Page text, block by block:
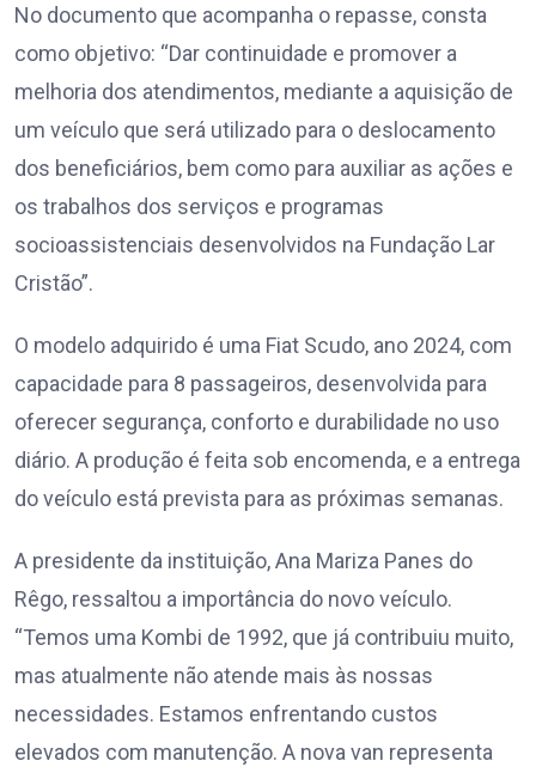
No documento que acompanha o repasse, consta
como objetivo: “Dar continuidade e promover a
melhoria dos atendimentos, mediante a aquisição de
um veículo que será utilizado para o deslocamento
dos beneficiários, bem como para auxiliar as ações e
os trabalhos dos serviços e programas
socioassistenciais desenvolvidos na Fundação Lar
Cristão”.
O modelo adquirido é uma Fiat Scudo, ano 2024, com
capacidade para 8 passageiros, desenvolvida para
oferecer segurança, conforto e durabilidade no uso
diário. A produção é feita sob encomenda, e a entrega
do veículo está prevista para as próximas semanas.
A presidente da instituição, Ana Mariza Panes do
Rêgo, ressaltou a importância do novo veículo.
“Temos uma Kombi de 1992, que já contribuiu muito,
mas atualmente não atende mais às nossas
necessidades. Estamos enfrentando custos
elevados com manutenção. A nova van representa